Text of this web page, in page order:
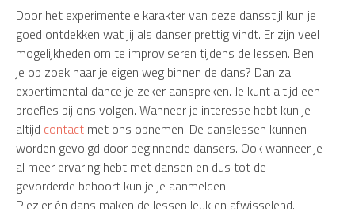
Door het experimentele karakter van deze dansstijl kun je
goed ontdekken wat jij als danser prettig vindt. Er zijn veel
mogelijkheden om te improviseren tijdens de lessen. Ben
je op zoek naar je eigen weg binnen de dans? Dan zal
expertimental dance je zeker aanspreken. Je kunt altijd een
proefles bij ons volgen. Wanneer je interesse hebt kun je
altijd contact met ons opnemen. De danslessen kunnen
worden gevolgd door beginnende dansers. Ook wanneer je
al meer ervaring hebt met dansen en dus tot de
gevorderde behoort kun je je aanmelden.
Plezier én dans maken de lessen leuk en afwisselend.